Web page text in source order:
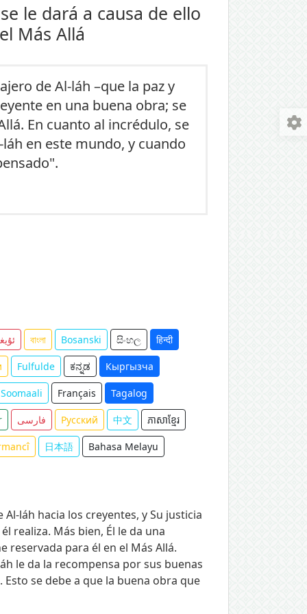
le dará a causa de ello
Más Allá
de Al-láh –que la paz y
en una buena obra; se
En cuanto al incrédulo, se
en este mundo, y cuando
বাংলা Bosanski සිංහල हिन्दी
Fulfulde ಕನ್ನಡ Кыргызча
Soomaali Français Tagalog
فارسی Русский 中文 ភាសាខ្មែរ
日本語 Bahasa Melayu
láh hacia los creyentes, y Su justicia
realiza. Más bien, Él le da una
reservada para él en el Más Allá.
le da la recompensa por sus buenas
se debe a que la buena obra que